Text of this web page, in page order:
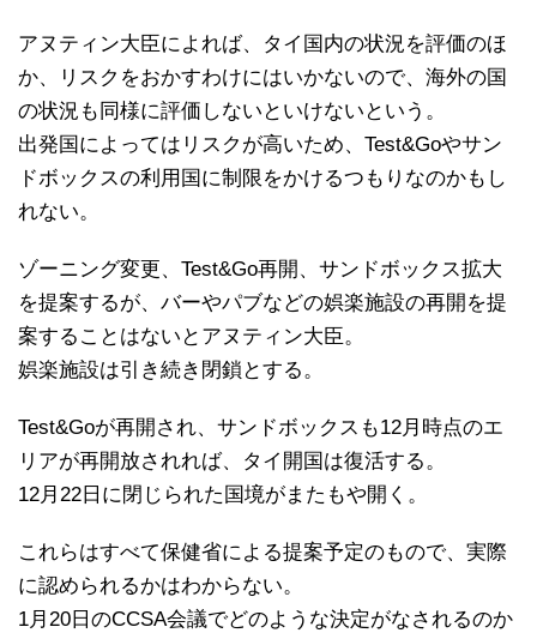
アヌティン大臣によれば、タイ国内の状況を評価のほ
か、リスクをおかすわけにはいかないので、海外の国
の状況も同様に評価しないといけないという。
出発国によってはリスクが高いため、Test&Goやサン
ドボックスの利用国に制限をかけるつもりなのかもし
れない。
ゾーニング変更、Test&Go再開、サンドボックス拡大
を提案するが、バーやパブなどの娯楽施設の再開を提
案することはないとアヌティン大臣。
娯楽施設は引き続き閉鎖とする。
Test&Goが再開され、サンドボックスも12月時点のエ
リアが再開放されれば、タイ開国は復活する。
12月22日に閉じられた国境がまたもや開く。
これらはすべて保健省による提案予定のもので、実際
に認められるかはわからない。
1月20日のCCSA会議でどのような決定がなされるのか